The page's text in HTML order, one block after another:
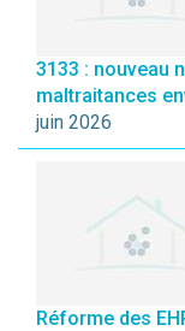
3133 : nouveau
maltraitances
juin 2026
Réforme des